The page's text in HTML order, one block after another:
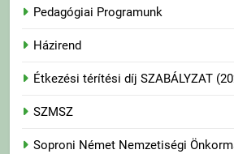
Pedagógiai Programunk
Házirend
Étkezési térítési díj SZABÁLYZAT
SZMSZ
Soproni Német Nemzetiségi